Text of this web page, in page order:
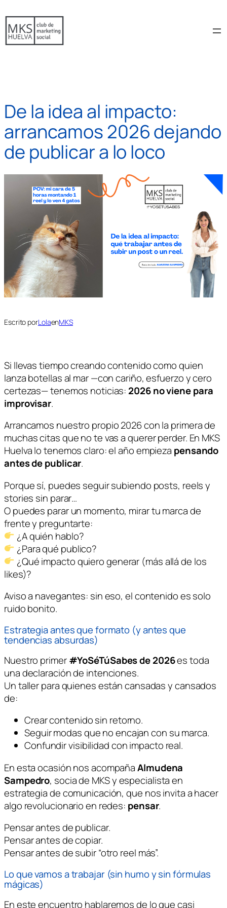
al
contenido
De la idea al impacto:
arrancamos 2026 dejando
de publicar a lo loco
Escrito porLolaenMKS
Si llevas tiempo creando contenido como quien
lanza botellas al mar —con cariño, esfuerzo y cero
certezas— tenemos noticias: 2026 no viene para
improvisar.
Arrancamos nuestro propio 2026 con la primera de
muchas citas que no te vas a querer perder. En MKS
Huelva lo tenemos claro: el año empieza pensando
antes de publicar.
Porque sí, puedes seguir subiendo posts, reels y
stories sin parar…
O puedes parar un momento, mirar tu marca de
frente y preguntarte:
¿A quién hablo?
¿Para qué publico?
¿Qué impacto quiero generar (más allá de los
likes)?
Aviso a navegantes: sin eso, el contenido es solo
ruido bonito.
Estrategia antes que formato (y antes que
tendencias absurdas)
Nuestro primer#YoSéTúSabes de 2026es toda
una declaración de intenciones.
Un taller para quienes están cansadas y cansados
de:
Crear contenido sin retorno.
Seguir modas que no encajan con su marca.
Confundir visibilidad con impacto real.
En esta ocasión nos acompañaAlmudena
Sampedro, socia de MKS y especialista en
estrategia de comunicación, que nos invita a hacer
algo revolucionario en redes: pensar.
Pensar antes de publicar.
Pensar antes de copiar.
Pensar antes de subir “otro reel más”.
Lo que vamos a trabajar (sin humo y sin fórmulas
mágicas)
En este encuentro hablaremos de lo que casi